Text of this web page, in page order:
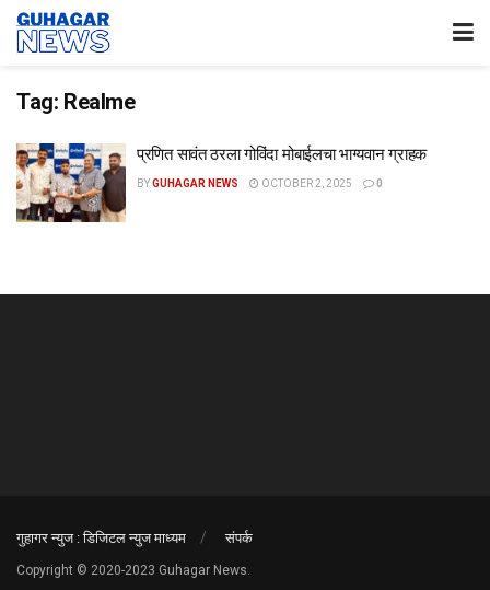
Tag: Realme
प्रणित सावंत ठरला गोविंदा मोबाईलचा भाग्यवान ग्राहक
BYGUHAGAR NEWS OCTOBER 2, 2025 0
गुहागर न्युज : डिजिटल न्युज माध्यम संपर्क
Copyright © 2020-2023 Guhagar News.